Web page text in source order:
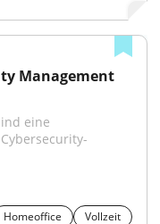
Management
eine
Homeoffice
Vollzeit